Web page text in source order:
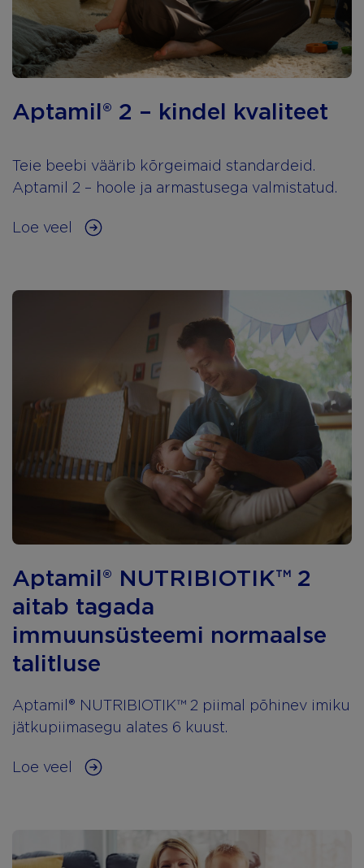
Aptamil® 2 – kindel kvaliteet
Teie beebi väärib kõrgeimaid standardeid.
Aptamil 2 – hoole ja armastusega valmistatud.
Loe veel
Aptamil® NUTRIBIOTIK™ 2
aitab tagada
immuunsüsteemi normaalse
talitluse
Aptamil® NUTRIBIOTIK™ 2 piimal põhinev imiku
jätkupiimasegu alates 6 kuust.
Loe veel